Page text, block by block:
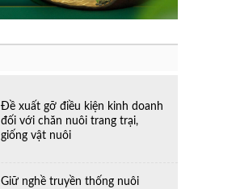
Đề xuất gỡ điều kiện kinh doanh
đối với chăn nuôi trang trại,
giống vật nuôi
Giữ nghề truyền thống nuôi